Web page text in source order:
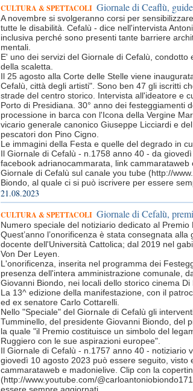
CULTURA & SPETTACOLI Giornale di Ceaflù,
A novembre si svolgeranno corsi per
tutte le disabilità. Cefalù - dice nell'intervista
inclusiva perché sono presenti tante barriere
mentali.
E' uno dei servizi del Giornale di Cefalù,
della scaletta.
Il 25 agosto alla Corte delle Stelle viene
Cefalù, città degli artisti". Sono ben 47 gli iscritti
strade del centro storico. Intervista all'ideatore e
Porto di Presidiana. 30° anno dei festeggiamenti
processione in barca con l'Icona della Vergine
vicario generale canonico Giuseppe Licciardi e
pescatori don Pino Cigno.
Le immagini della Festa e quelle del degrado in
Il Giornale di Cefalù - n.1758 anno 40 - da
facebook adrianocammarata, link
Giornale di Cefalù sul canale you tube (http://
Biondo, al quale ci si può iscrivere per essere
21.08.2023
CULTURA & SPETTACOLI Giornale di Cefalù,
Numero speciale del notiziario dedicato al
Quest’anno l’onorificenza è stata consegnata
docente dell'Università Cattolica; dal 2019 nel
Von Der Leyen.
L'onorificenza, inserita nel programma dei
presenza dell'intera amministrazione comunale,
Giovanni Biondo, nei locali dello storico cinema Di
La 13^ edizione della manifestazione, con il
ed ex senatore Carlo Cottarelli.
Nello "Speciale" del Giornale di Cefalù gli
Tumminello, del presidente Giovanni Biondo, del
la quale "il Premio costituisce un simbolo del
Ruggiero con le sue aspirazioni europee".
Il Giornale di Cefalù - n.1757 anno 40 - notiziario
giovedì 10 agosto 2023 può essere seguito,
cammarataweb e madonielive. Clip con la
(http://www.youtube.com/